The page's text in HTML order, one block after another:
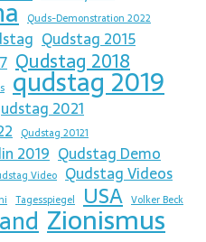
Quds-Demonstration 2022
Qudstag 2015
Qudstag 2018
qudstag 2019
2021
Qudstag 20121
2019 Qudstag Demo
Video Qudstag Videos
Tagesspiegel USA Volker Beck
Zionismus